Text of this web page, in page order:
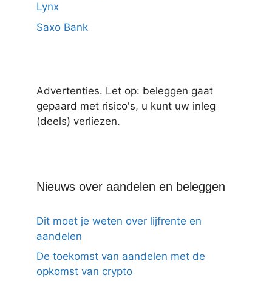
Lynx
Saxo Bank
Advertenties. Let op: beleggen gaat
gepaard met risico's, u kunt uw inleg
(deels) verliezen.
Nieuws over aandelen en beleggen
Dit moet je weten over lijfrente en
aandelen
De toekomst van aandelen met de
opkomst van crypto